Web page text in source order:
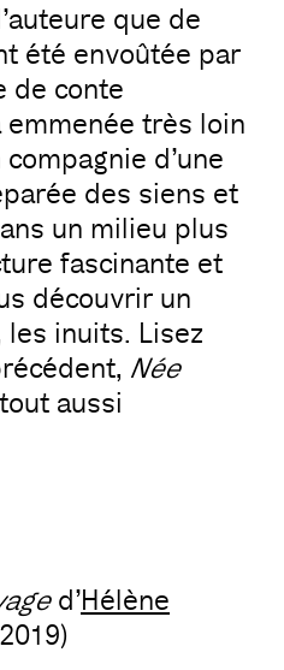
que de
été envoûtée par
de conte
emmenée très loin
d’une
des siens et
un milieu plus
fascinante et
découvrir un
inuits. Lisez
Née
aussi
d’Hélène